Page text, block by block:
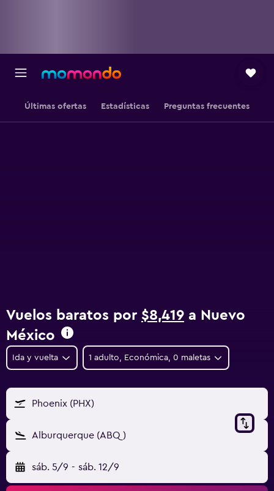
Últimas ofertas Estadísticas Preguntas frecuentes
Vuelos baratos por $8,419 a Nuevo
México
Ida y vuelta 1 adulto, Económica, 0 maletas
Phoenix (PHX)
Alburquerque (ABQ)
sáb. 5/9 - sáb. 12/9